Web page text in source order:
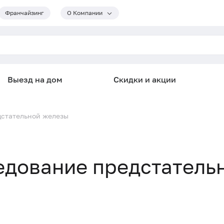
Франчайзинг О Компании
Выезд на дом Скидки и акции
железы